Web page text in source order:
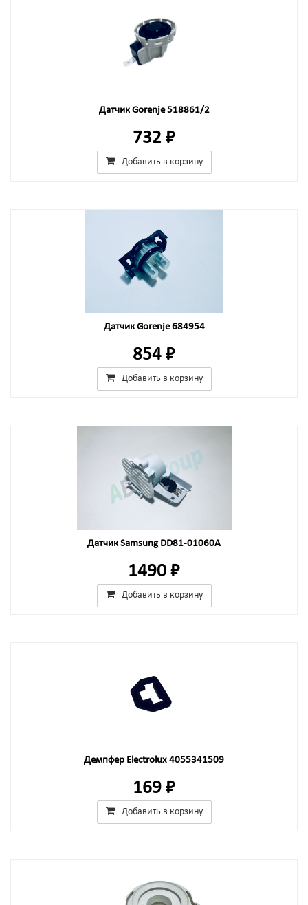
Датчик Gorenje 518861/2
732 ₽
Добавить в корзину
Датчик Gorenje 684954
854 ₽
Добавить в корзину
Датчик Samsung DD81-01060A
1490 ₽
Добавить в корзину
Демпфер Electrolux 4055341509
169 ₽
Добавить в корзину